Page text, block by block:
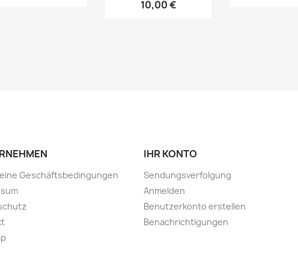
10,00 €
Geschäftsbedingungen
IHR KONTO
Sendungsverfolgung
Anmelden
Benutzerkonto erstellen
Benachrichtigungen